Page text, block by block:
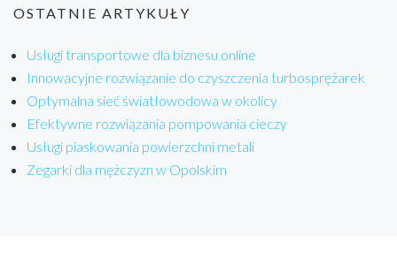
OSTATNIE ARTYKUŁY
Usługi transportowe dla biznesu online
Innowacyjne rozwiązanie do czyszczenia turbosprężarek
Optymalna sieć światłowodowa w okolicy
Efektywne rozwiązania pompowania cieczy
Usługi piaskowania powierzchni metali
Zegarki dla mężczyzn w Opolskim